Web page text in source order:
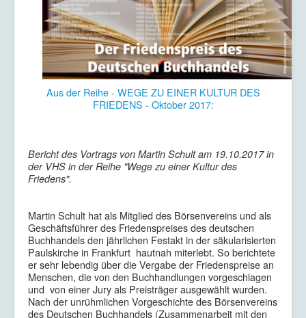
Aus der Reihe - WEGE ZU EINER KULTUR DES
FRIEDENS - Oktober 2017:
Bericht des Vortrags von Martin Schult am 19.10.2017 in
der VHS in der Reihe "Wege zu einer Kultur des
Friedens".
Martin Schult hat als Mitglied des Börsenvereins und als
Geschäftsführer des Friedenspreises des deutschen
Buchhandels den jährlichen Festakt in der säkularisierten
Paulskirche in Frankfurt hautnah miterlebt. So berichtete
er sehr lebendig über die Vergabe der Friedenspreise an
Menschen, die von den Buchhandlungen vorgeschlagen
und von einer Jury als Preisträger ausgewählt wurden.
Nach der unrühmlichen Vorgeschichte des Börsenvereins
des Deutschen Buchhandels (Zusammenarbeit mit den